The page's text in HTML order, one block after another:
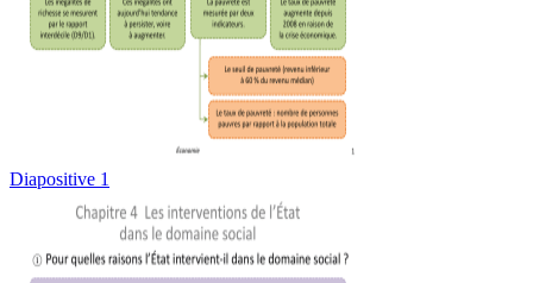
Diapositive 1